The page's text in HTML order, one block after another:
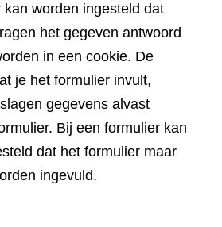
kan worden ingesteld dat
het gegeven antwoord
in een cookie. De
je het formulier invult,
gegevens alvast
Bij een formulier kan
dat het formulier maar
ingevuld.